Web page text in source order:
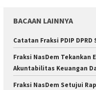
BACAAN LAINNYA
Catatan Fraksi PDIP
Fraksi NasDem Tekankan
Akuntabilitas Keuangan
Fraksi NasDem Setujui